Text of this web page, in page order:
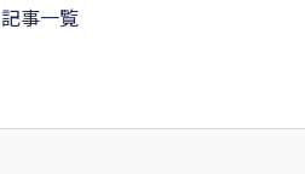
記事一覧